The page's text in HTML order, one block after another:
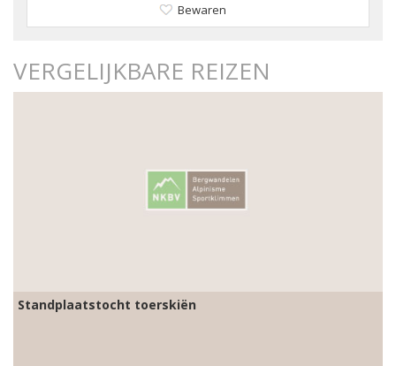
Bewaren
VERGELIJKBARE REIZEN
Standplaatstocht toerskiën